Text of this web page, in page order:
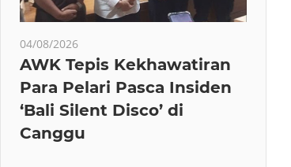
04/08/2026
AWK Tepis Kekhawatiran
Para Pelari Pasca Insiden
‘Bali Silent Disco’ di
Canggu